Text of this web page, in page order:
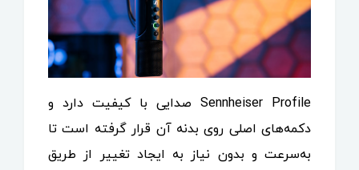
Sennheiser Profile صدایی با کیفیت دارد و
دکمه‌های اصلی روی بدنه آن قرار گرفته است تا
به‌سرعت و بدون نیاز به ایجاد تغییر از طریق